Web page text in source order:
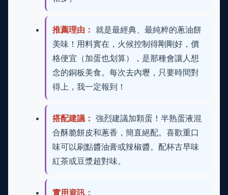
推薦理由： 就是最經典、最純粹的蔥油餅
美味！用料實在，火候控制得剛剛好，價
格便宜（加蛋也划算），是那種會讓人想
念的銅板美食。每次去內壢，只要時間對
得上，我一定報到！
搭配建議： 強烈建議加顆蛋！半熟蛋液混
合酥脆餅皮和蔥香，簡直絕配。喜歡重口
味可以刷點醬油膏或辣椒醬。配杯古早味
紅茶或豆漿超對味。
實用資訊：